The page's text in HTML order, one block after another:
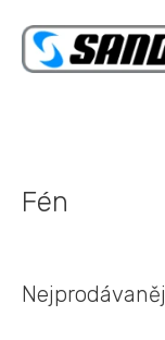
obsah
Fén